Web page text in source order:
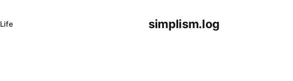
simplism.log
Life